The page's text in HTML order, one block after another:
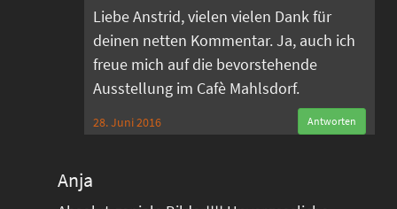
Liebe Anstrid, vielen vielen Dank für
deinen netten Kommentar. Ja, auch ich
freue mich auf die bevorstehende
Ausstellung im Cafè Mahlsdorf.
28. Juni 2016 Antworten
Anja